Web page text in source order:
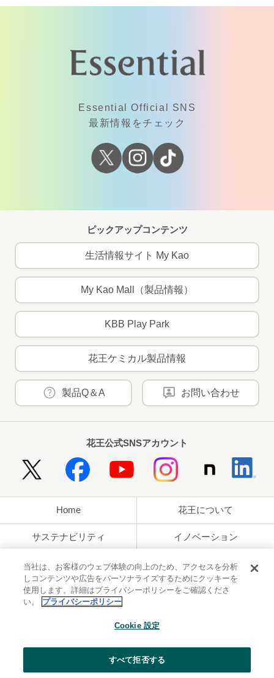
Essential Official SNS
最新情報をチェック
ピックアップコンテンツ
生活情報サイト My Kao
My Kao Mall（製品情報）
KBB Play Park
花王ケミカル製品情報
製品Q＆A お問い合わせ
花王公式SNSアカウント
Home 花王について
サステナビリティ イノベーション
ブランド 投資家情報
ニュースルーム 採用情報
花王のアクセシビリティ 個人情報保護方針
利用者情報の外部送信 ソーシャルメディアポリシー
当社は、お客様のウェブ体験の向上のため、アクセスを分析
しコンテンツや広告をパーソナライズするためにクッキーを
使用します。詳細はプライバシーポリシーをご確認くださ
い。
プライバシーポリシー
Cookie 設定
すべて拒否する